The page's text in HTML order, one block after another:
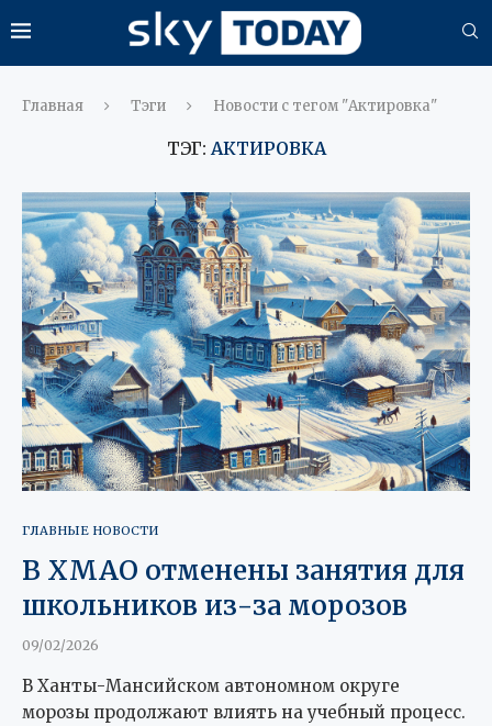
Главная Тэги Новости с тегом "Актировка"
ТЭГ: АКТИРОВКА
ГЛАВНЫЕ НОВОСТИ
В ХМАО отменены занятия для
школьников из-за морозов
09/02/2026
В Ханты-Мансийском автономном округе
морозы продолжают влиять на учебный процесс.